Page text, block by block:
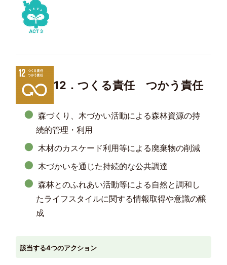
12．つくる責任 つかう責任
森づくり、木づかい活動による森林資源の持
続的管理・利用
木材のカスケード利用等による廃棄物の削減
木づかいを通じた持続的な公共調達
森林とのふれあい活動等による自然と調和し
たライフスタイルに関する情報取得や意識の醸
成
該当する4つのアクション